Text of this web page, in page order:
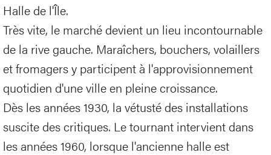
Halle de l'Île.
Très vite, le marché devient un lieu incontournable
de la rive gauche. Maraîchers, bouchers, volaillers
et fromagers y participent à l'approvisionnement
quotidien d'une ville en pleine croissance.
Dès les années 1930, la vétusté des installations
suscite des critiques. Le tournant intervient dans
les années 1960, lorsque l'ancienne halle est